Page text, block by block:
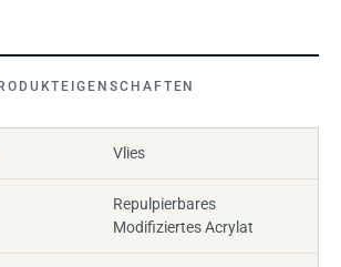
Vlies
Repulpierbares
Modifiziertes Acrylat